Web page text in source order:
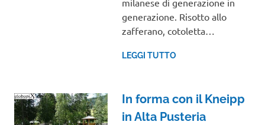
milanese di generazione in
generazione. Risotto allo
zafferano, cotoletta…
LEGGI TUTTO
In forma con il Kneipp
in Alta Pusteria